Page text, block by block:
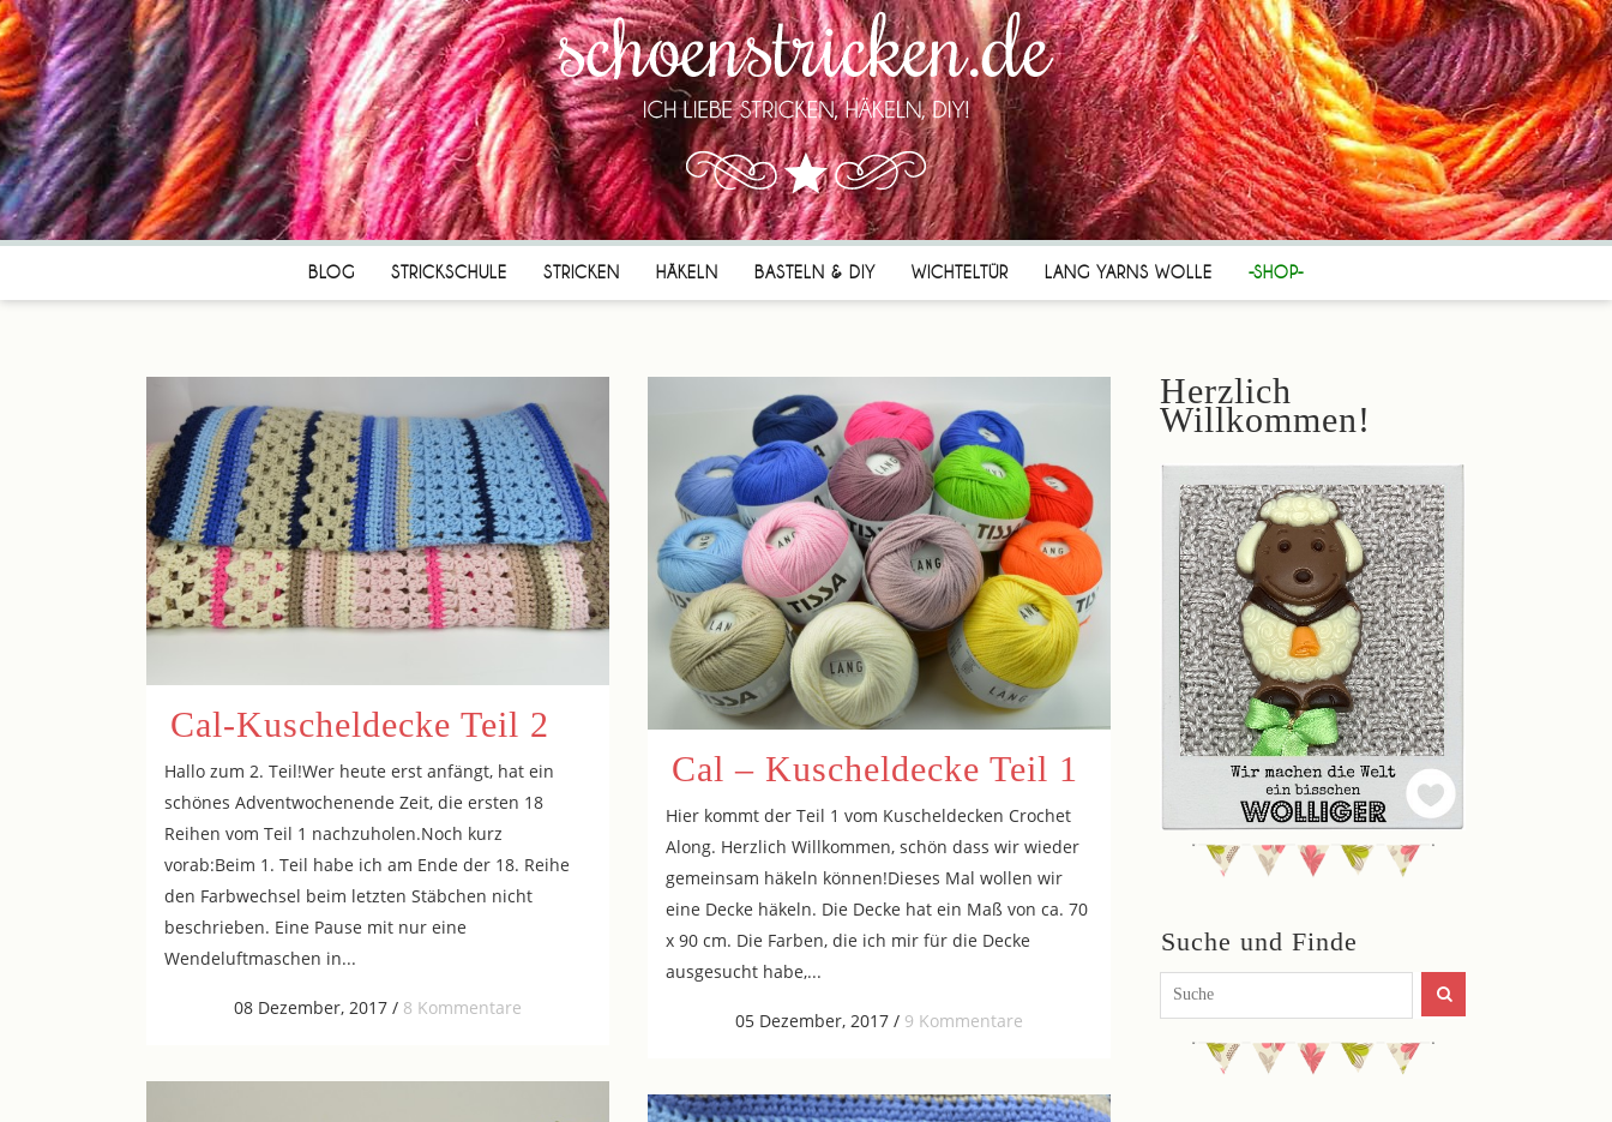
BLOG STRICKSCHULE STRICKEN HÄKELN BASTELN & DIY WICHTELTÜR LANG YARNS WOLLE -SHOP-
Cal-Kuscheldecke Teil 2
Hallo zum 2. Teil!Wer heute erst anfängt, hat ein
schönes Adventwochenende Zeit, die ersten 18
Reihen vom Teil 1 nachzuholen.Noch kurz
vorab:Beim 1. Teil habe ich am Ende der 18. Reihe
den Farbwechsel beim letzten Stäbchen nicht
beschrieben. Eine Pause mit nur eine
Wendeluftmaschen in...
08 Dezember, 2017 / 8 Kommentare
Cal – Kuscheldecke Teil 1
Hier kommt der Teil 1 vom Kuscheldecken Crochet
Along. Herzlich Willkommen, schön dass wir wieder
gemeinsam häkeln können!Dieses Mal wollen wir
eine Decke häkeln. Die Decke hat ein Maß von ca. 70
x 90 cm. Die Farben, die ich mir für die Decke
ausgesucht habe,...
05 Dezember, 2017 / 9 Kommentare
Herzlich
Willkommen!
Suche und Finde